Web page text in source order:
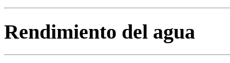
Rendimiento del agua